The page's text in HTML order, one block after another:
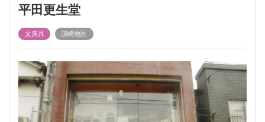
平田更生堂
文房具 須崎地区